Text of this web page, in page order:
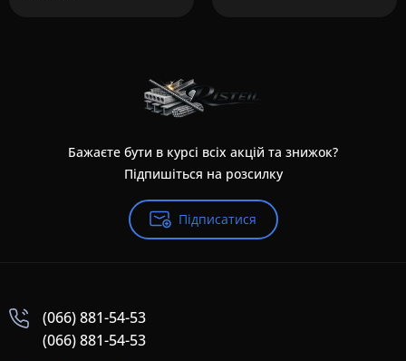
Бажаєте бути в курсі всіх акцій та знижок?
Підпишіться на розсилку
Підписатися
(066) 881-54-53
(066) 881-54-53